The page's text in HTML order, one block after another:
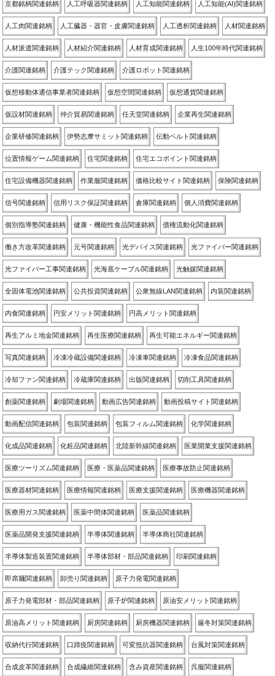
京都銘柄関連銘柄 人工呼吸器関連銘柄 人工知能関連銘柄 人工知能(AI)関連銘柄
人工肉関連銘柄 人工臓器・器官・皮膚関連銘柄 人工透析関連銘柄 人材関連銘柄
人材派遣関連銘柄 人材紹介関連銘柄 人材育成関連銘柄 人生100年時代関連銘柄
介護関連銘柄 介護テック関連銘柄 介護ロボット関連銘柄
仮想移動体通信事業者関連銘柄 仮想空間関連銘柄 仮想通貨関連銘柄
仮設材関連銘柄 仲介貿易関連銘柄 任天堂関連銘柄 企業再生関連銘柄
企業研修関連銘柄 伊勢志摩サミット関連銘柄 伝動ベルト関連銘柄
位置情報ゲーム関連銘柄 住宅関連銘柄 住宅エコポイント関連銘柄
住宅設備機器関連銘柄 作業服関連銘柄 価格比較サイト関連銘柄 保険関連銘柄
信号関連銘柄 信用リスク保証関連銘柄 倉庫関連銘柄 個人消費関連銘柄
個別指導塾関連銘柄 健康・機能性食品関連銘柄 債権流動化関連銘柄
働き方改革関連銘柄 元号関連銘柄 光デバイス関連銘柄 光ファイバー関連銘柄
光ファイバー工事関連銘柄 光海底ケーブル関連銘柄 光触媒関連銘柄
全固体電池関連銘柄 公共投資関連銘柄 公衆無線LAN関連銘柄 内装関連銘柄
内食関連銘柄 円安メリット関連銘柄 円高メリット関連銘柄
再生アルミ地金関連銘柄 再生医療関連銘柄 再生可能エネルギー関連銘柄
写真関連銘柄 冷凍冷蔵設備関連銘柄 冷凍車関連銘柄 冷凍食品関連銘柄
冷却ファン関連銘柄 冷蔵庫関連銘柄 出版関連銘柄 切削工具関連銘柄
創薬関連銘柄 劇場関連銘柄 動画広告関連銘柄 動画投稿サイト関連銘柄
動画配信関連銘柄 包装関連銘柄 包装フィルム関連銘柄 化学関連銘柄
化成品関連銘柄 化粧品関連銘柄 北陸新幹線関連銘柄 医業開業支援関連銘柄
医療ツーリズム関連銘柄 医療・医薬品関連銘柄 医療事故防止関連銘柄
医療器材関連銘柄 医療情報関連銘柄 医療支援関連銘柄 医療機器関連銘柄
医療用ガス関連銘柄 医薬中間体関連銘柄 医薬品関連銘柄
医薬品開発支援関連銘柄 半導体関連銘柄 半導体商社関連銘柄
半導体製造装置関連銘柄 半導体部材・部品関連銘柄 印刷関連銘柄
即席麺関連銘柄 卸売り関連銘柄 原子力発電関連銘柄
原子力発電部材・部品関連銘柄 原子炉関連銘柄 原油安メリット関連銘柄
原油高メリット関連銘柄 厨房関連銘柄 厨房機器関連銘柄 厳冬対策関連銘柄
収納代行関連銘柄 口蹄疫関連銘柄 可変抵抗器関連銘柄 台風対策関連銘柄
合成皮革関連銘柄 合成繊維関連銘柄 含み資産関連銘柄 呉服関連銘柄